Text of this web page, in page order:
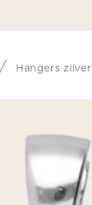
/ Hangers zilver